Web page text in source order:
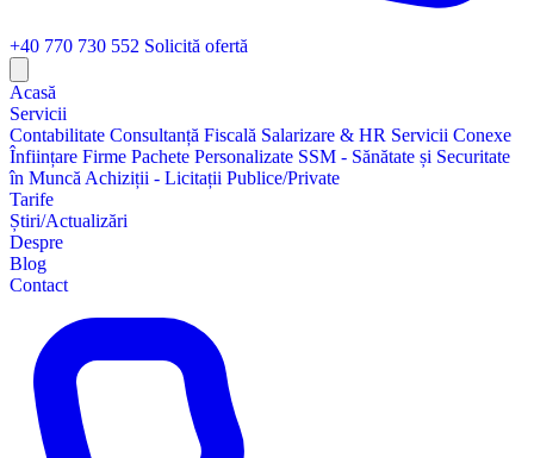
+40 770 730 552 Solicită ofertă
Acasă
Servicii
Contabilitate Consultanță Fiscală Salarizare & HR Servicii Conexe
Înființare Firme Pachete Personalizate SSM - Sănătate și Securitate
în Muncă Achiziții - Licitații Publice/Private
Tarife
Știri/Actualizări
Despre
Blog
Contact